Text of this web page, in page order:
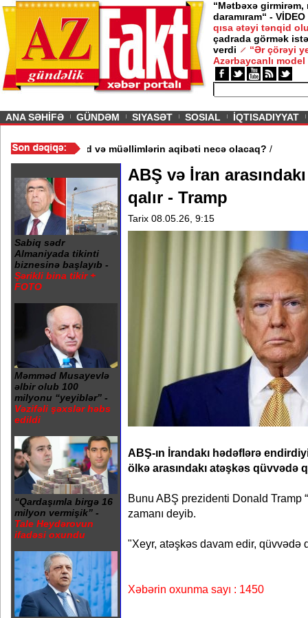
“Mətbəxə girmirəm,
daramıram“ - VİDEO
qısa ətəyi tənqid
çadrada görmək
verdi
“Ər çörəyi
Azərbaycanlı model
ANA SƏHİFƏ GÜNDƏM SIYASƏT SOSIAL İQTISADIYYAT
məktəb bağlandı - Şagird və müəllimlərin aqibəti necə olacaq?
Sabiq sədr
Almaniyada tikinti
biznesinə başlayıb -
Şərikli bina tikir +
FOTO
Məmməd Musayevlə
əlbir olub 100
milyonu “yeyiblər” -
Vəzifəli şəxslər həbs
edildi
“Qardaşımla birgə 16
milyon vermişik” -
Tale Heydərovun
ifadəsi oxundu
ABŞ və İran
qalır - Tramp
Tarix 08.05.26, 9:15
ABŞ-ın İrandakı hədəflərə
ölkə arasındakı atəşkəs qüvvədə
Bunu ABŞ prezidenti Donald Tramp
zamanı deyib.
"Xeyr, atəşkəs davam edir, qüvvədə
Xəbərin oxunma sayı : 1450